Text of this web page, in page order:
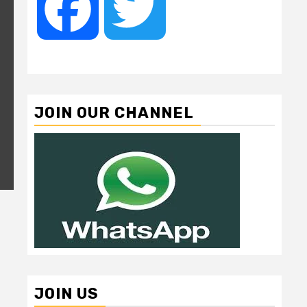
Facebook
JOIN OUR CHANNEL
JOIN US